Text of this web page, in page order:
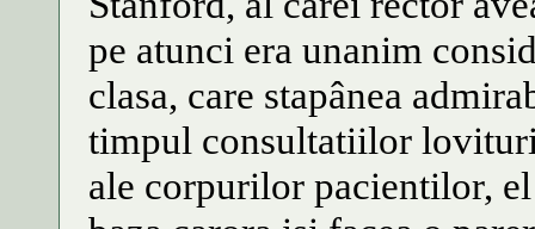
pe atunci era unanim
clasa, care stapânea
timpul consultatiilor
ale corpurilor pacientilor,